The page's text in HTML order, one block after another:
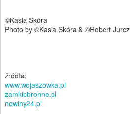
©Kasia Skóra
Photo by ©Kasia Skóra & ©Robert
źródła:
www.wojaszowka.pl
zamkiobronne.pl
nowiny24.pl